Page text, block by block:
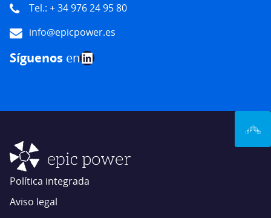
Tel.: + 34 976 24 95 80
info@epicpower.es
Síguenos enLinkedIn
Política integrada
Aviso legal